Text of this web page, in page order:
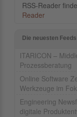
RSS-Reader
Reader
Die neuesten Feeds
ITARICON –
Prozessberatung
Online Software
Werkzeuge im
Engineering
digitale